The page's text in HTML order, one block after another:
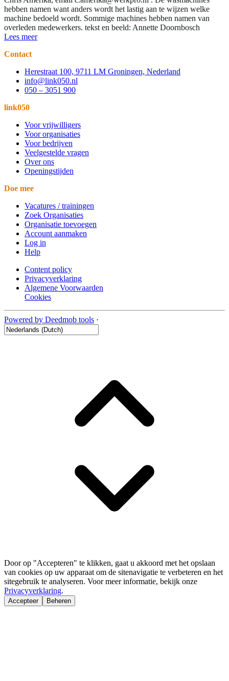
hebben namen want anders wordt het lastig aan te wijzen welke
machine bedoeld wordt. Sommige machines hebben namen van
overleden medewerkers. tekst en beeld: Annette Doornbosch
Lees meer
Contact
Herestraat 100, 9711 LM Groningen, Nederland
info@link050.nl
050 – 3051 900
link050
Voor vrijwilligers
Voor organisaties
Voor bedrijven
Veelgestelde vragen
Over ons
Openingstijden
Doe mee
Vacatures / trainingen
Zoek Organisaties
Organisatie toevoegen
Account aanmaken
Log in
Help
Content policy
Privacyverklaring
Algemene Voorwaarden
Cookies
Powered by Deedmob tools ·
Door op "Accepteren" te klikken, gaat u akkoord met het opslaan
van cookies op uw apparaat om de sitenavigatie te verbeteren en het
sitegebruik te analyseren. Voor meer informatie, bekijk onze
Privacyverklaring.
Accepteer Beheren